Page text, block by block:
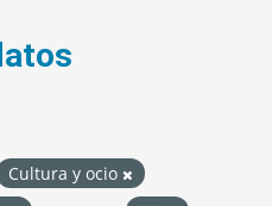
Cultura y ocio